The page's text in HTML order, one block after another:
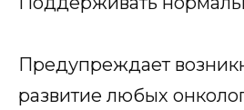
Предупреждает
развитие любых